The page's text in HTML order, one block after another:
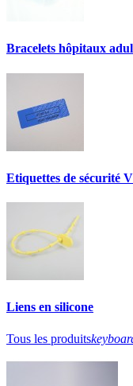
Bracelets hôpitaux
Etiquettes de sécurité
Liens en silicone
Tous les produits